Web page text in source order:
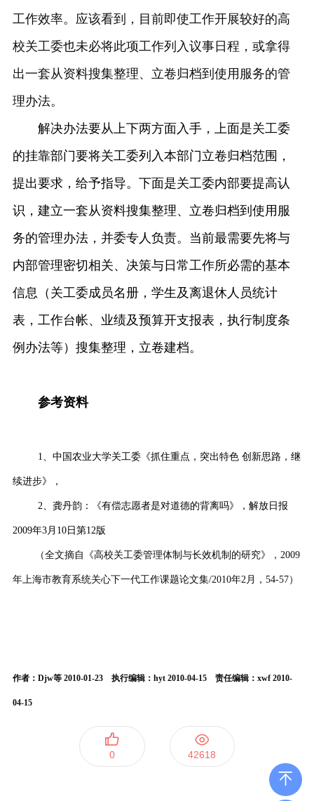
工作效率。应该看到，目前即使工作开展较好的高
校关工委也未必将此项工作列入议事日程，或拿得
出一套从资料搜集整理、立卷归档到使用服务的管
理办法。
解决办法要从上下两方面入手，上面是关工委
的挂靠部门要将关工委列入本部门立卷归档范围，
提出要求，给予指导。下面是关工委内部要提高认
识，建立一套从资料搜集整理、立卷归档到使用服
务的管理办法，并委专人负责。当前最需要先将与
内部管理密切相关、决策与日常工作所必需的基本
信息（关工委成员名册，学生及离退休人员统计
表，工作台帐、业绩及预算开支报表，执行制度条
例办法等）搜集整理，立卷建档。
参考资料
1、中国农业大学关工委《抓住重点，突出特色 创新思路，继
续进步》，
2、龚丹韵：《有偿志愿者是对道德的背离吗》，解放日报
2009年3月10日第12版
（全文摘自《高校关工委管理体制与长效机制的研究》，2009
年上海市教育系统关心下一代工作课题论文集/2010年2月，54-57）
作者：Djw等 2010-01-23 执行编辑：hyt 2010-04-15 责任编辑：xwf 2010-
04-15
0 42618